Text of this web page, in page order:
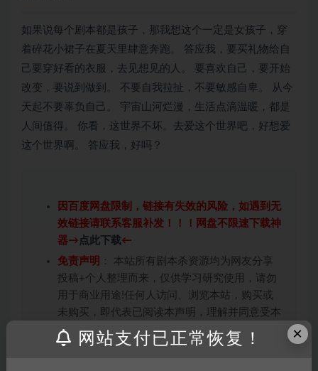
如果说每个剧本都是孩子，那我想这个一定是女孩子，穿
着碎花小裙子在夏天里肆意奔跑。 答应我，要买礼物给自
己要穿好看的衣服，去见想见的人。 要喜欢自己，要开始
改变，要说到做到。 不要自我拉扯，不要敏感自卑。 从今
天起不要辜负自己。 宇宙山河烂漫，生活点滴温暖，都是
人间值得。 你看，这世界不坏。去爱这个世界吧，好想爱
这个世界啊。 答应我，好吗？
因百度网盘限制，链接有失效的风险，如遇到无
效链接请联系客服补发！！！网盘不限速下载神
器→ 点此下载←
免责声明 ： 本站所有剧本杀资源均为网友分享
投稿+个人整理而来，仅供学习研究使用，请勿
用于商业用途!任何人访问、浏览本站，购买或
未购买，即代表已阅读本声明，理解并同意受本
条约约束，并遵守所有适用的法律法规。
：本站提供的任何剧本杀资源内容的版
×
网站支付已正常恢复！